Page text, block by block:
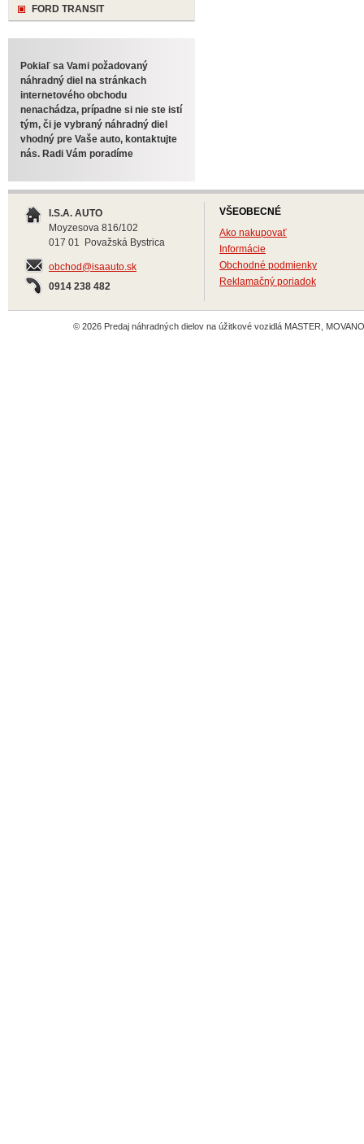
FORD TRANSIT
Pokiaľ sa Vami požadovaný
náhradný diel na stránkach
internetového obchodu
nenachádza, prípadne si nie ste istí
tým, či je vybraný náhradný diel
vhodný pre Vaše auto, kontaktujte
nás. Radi Vám poradíme
I.S.A. AUTO
Moyzesova 816/102
017 01 Považská Bystrica
obchod@isaauto.sk
0914 238 482
VŠEOBECNÉ
Ako nakupovať
Informácie
Obchodné podmienky
Reklamačný poriadok
© 2026 Predaj náhradných dielov na úžitkové vozidlá MASTER,